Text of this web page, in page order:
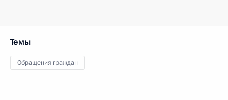
Темы
Обращения граждан